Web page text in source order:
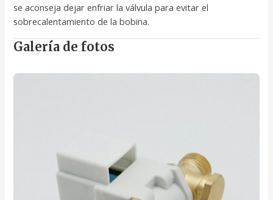
se aconseja dejar enfriar la válvula para evitar el
sobrecalentamiento de la bobina.
Galería de fotos